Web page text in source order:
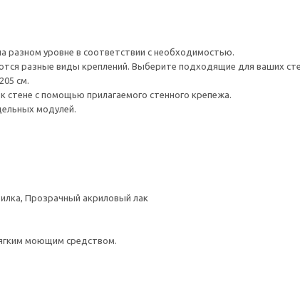
разном уровне в соответствии с необходимостью.
разные виды креплений. Выберите подходящие для ваших
см.
стене с помощью прилагаемого стенного крепежа.
модулей.
Прозрачный акриловый лак
моющим средством.